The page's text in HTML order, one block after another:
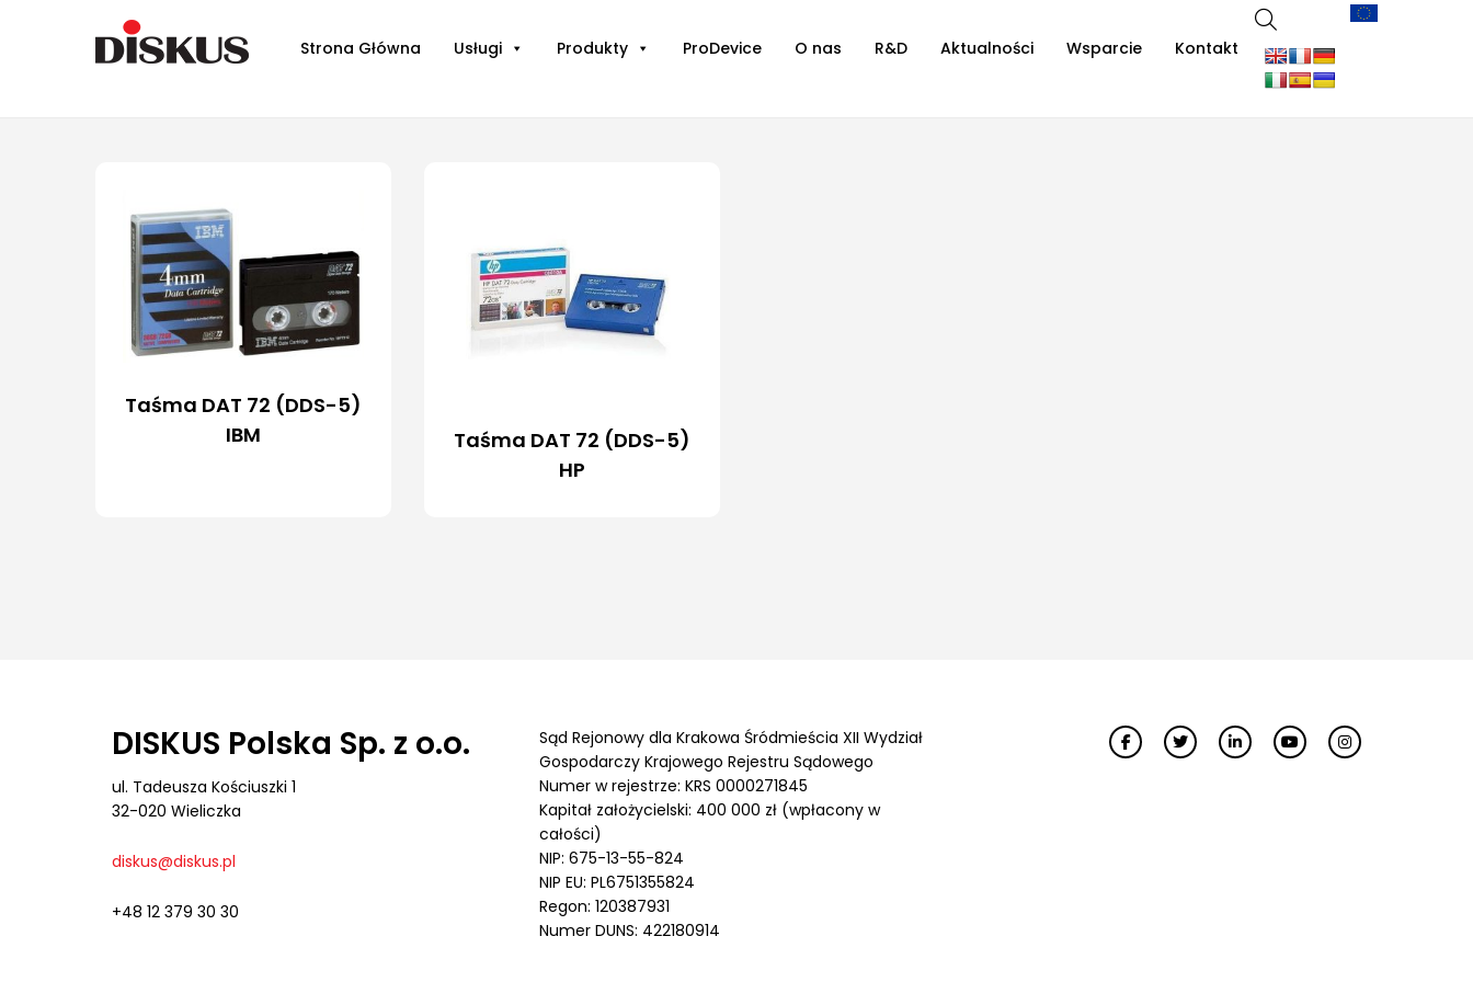
Strona Główna Usługi Produkty ProDevice O nas R&D Aktualności Wsparcie Kontakt
Taśma DAT 72 (DDS-5)
IBM
Taśma DAT 72 (DDS-5)
HP
DISKUS Polska Sp. z o.o.
ul. Tadeusza Kościuszki 1
32-020 Wieliczka
diskus@diskus.pl
+48 12 379 30 30
Sąd Rejonowy dla Krakowa Śródmieścia XII Wydział
Gospodarczy Krajowego Rejestru Sądowego
Numer w rejestrze: KRS 0000271845
Kapitał założycielski: 400 000 zł (wpłacony w
całości)
NIP: 675-13-55-824
NIP EU: PL6751355824
Regon: 120387931
Numer DUNS: 422180914